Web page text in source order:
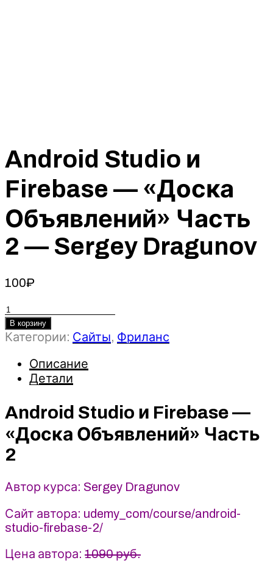
Android Studio и
Firebase — «Доска
Объявлений» Часть
2 — Sergey Dragunov
100₽
Количество
товара
Android
Firebase
«Доска
Объявлений»
Часть
2
-
Dragunov
В корзину
Категории: Сайты, Фриланс
Описание
Детали
Android Studio и Firebase —
«Доска Объявлений» Часть
2
Автор курса: Sergey Dragunov
Сайт автора: udemy_com/course/android-
studio-firebase-2/
Цена автора: 1090 руб.